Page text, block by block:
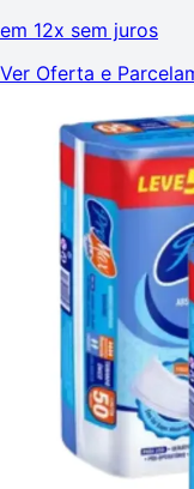
em 12x sem juros
Ver Oferta e